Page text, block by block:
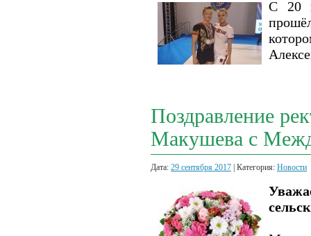
С 20
Поздравление
Макушева с
Дата: 29 сентября 2017 | Категория: Новости